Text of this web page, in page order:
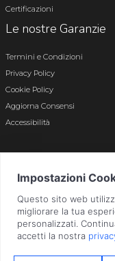
Certificazioni
Le nostre Garanzie
Termini e Condizioni
Privacy Policy
Cookie Policy
Aggiorna Consensi
Accessibilità
Bergamo n.